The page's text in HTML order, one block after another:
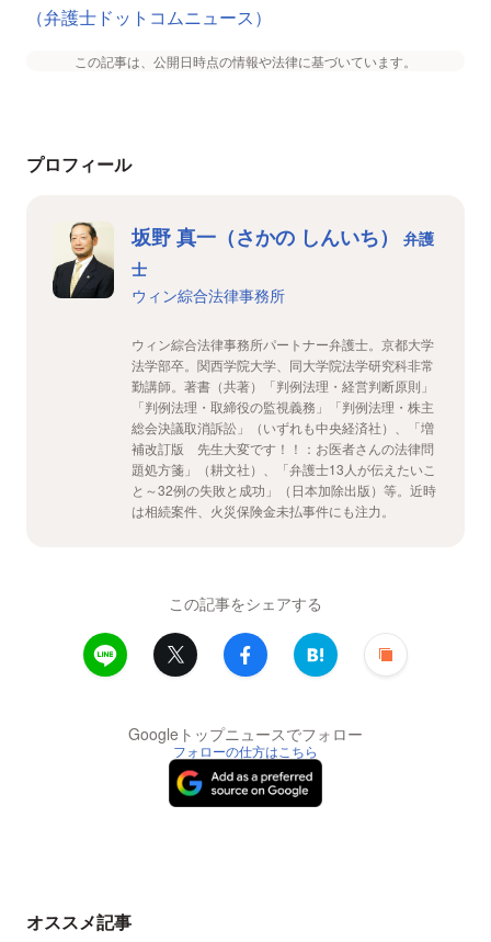
（弁護士ドットコムニュース）
この記事は、公開日時点の情報や法律に基づいています。
プロフィール
坂野 真一（さかの しんいち）
弁護
士
ウィン綜合法律事務所
ウィン綜合法律事務所パートナー弁護士。京都大学
法学部卒。関西学院大学、同大学院法学研究科非常
勤講師。著書（共著）「判例法理・経営判断原則」
「判例法理・取締役の監視義務」「判例法理・株主
総会決議取消訴訟」（いずれも中央経済社）、「増
補改訂版 先生大変です！！：お医者さんの法律問
題処方箋」（耕文社）、「弁護士13人が伝えたいこ
と～32例の失敗と成功」（日本加除出版）等。近時
は相続案件、火災保険金未払事件にも注力。
この記事をシェアする
Googleトップニュースでフォロー
フォローの仕方はこちら
オススメ記事